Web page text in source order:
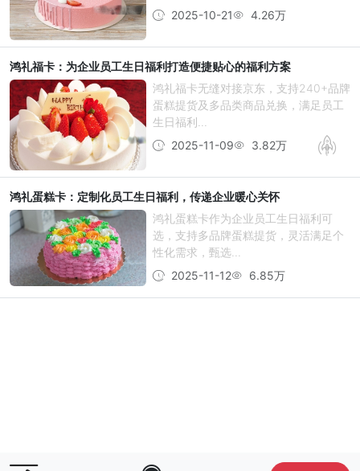
2025-10-21
4.26万
鸿礼福卡：为企业员工生日福利打造便捷贴心的福利方案
鸿礼福卡无缝对接京东，支持240+品牌
蛋糕提货及多品类商品兑换，满足员工
生日福利...
2025-11-09
3.82万
鸿礼蛋糕卡：定制化员工生日福利，传递企业暖心关怀
鸿礼蛋糕卡作为企业员工生日福利可
选，支持多品牌蛋糕提货，灵活满足个
性化需求，甄选...
2025-11-12
6.85万